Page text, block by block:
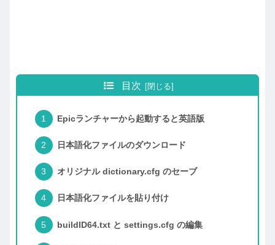
目次
Epicランチャーから起動すると英語版
日本語化ファイルのダウンロード
オリジナル dictionary.cfg のセーブ
日本語化ファイルを貼り付け
buildID64.txt と settings.cfg の編集